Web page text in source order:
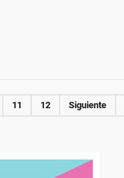
11 12 Siguiente